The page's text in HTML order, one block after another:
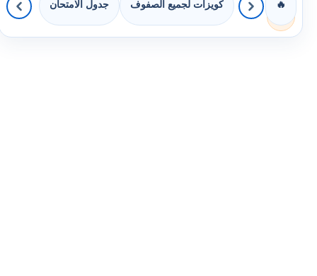
🔥 كويزات لجميع الصفوف جدول الامتحان